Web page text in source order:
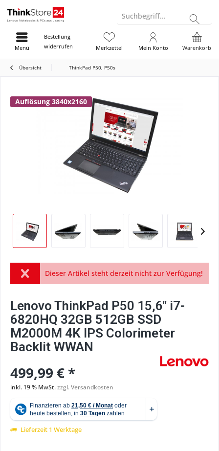
Suchbegriff...
Bestellung
widerrufen
Warenkorb
Merkzettel Mein Konto
Menü
Übersicht ThinkPad P50, P50s
Auflösung 3840x2160
Dieser Artikel steht derzeit nicht zur Verfügung!
Lenovo ThinkPad P50 15,6" i7-
6820HQ 32GB 512GB SSD
M2000M 4K IPS Colorimeter
Backlit WWAN
499,99 € *
inkl. 19 % MwSt.zzgl. Versandkosten
Lieferzeit 1 Werktage